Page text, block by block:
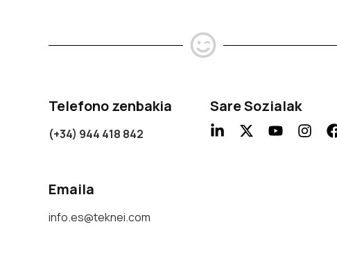
Telefono zenbakia
(+34) 944 418 842
Emaila
info.es@teknei.com
Sare Sozialak